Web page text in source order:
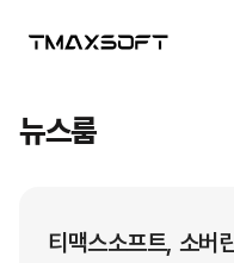
뉴스룸
뉴스룸
티맥스소프트, 소버